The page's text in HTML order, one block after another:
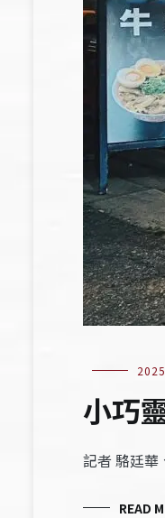
小巧
記者 駱廷華
READ